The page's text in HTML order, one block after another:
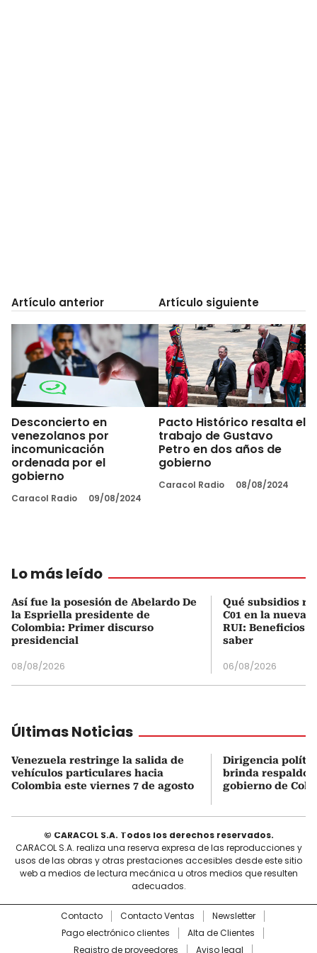
Artículo anterior
Desconcierto en
venezolanos por
incomunicación
ordenada por el
gobierno
Caracol Radio 09/08/2024
Artículo siguiente
Pacto Histórico resalta el
trabajo de Gustavo
Petro en dos años de
gobierno
Caracol Radio 08/08/2024
Lo más leído
Así fue la posesión de Abelardo De
la Espriella presidente de
Colombia: Primer discurso
presidencial
08/08/2026
Qué subsidios
C01 en la nueva
RUI: Beneficios
saber
06/08/2026
Últimas Noticias
Venezuela restringe la salida de
vehículos particulares hacia
Colombia este viernes 7 de agosto
Dirigencia
brinda respaldo
gobierno de
© CARACOL S.A. Todos los derechos reservados.
CARACOL S.A. realiza una reserva expresa de las reproducciones y
usos de las obras y otras prestaciones accesibles desde este sitio
web a medios de lectura mecánica u otros medios que resulten
adecuados.
Contacto Contacto Ventas
Newsletter
Pago electrónico clientes
Alta de Clientes
Registro de proveedores
Aviso legal